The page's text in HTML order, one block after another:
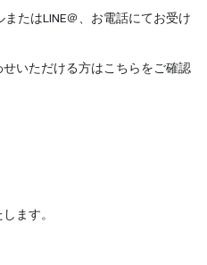
またはLINE＠、お電話にてお受け
せいただける方はこちらをご確認
ます。